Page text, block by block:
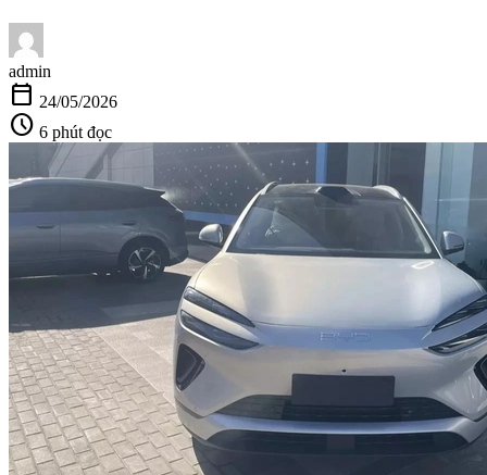
admin
calendar_today 24/05/2026
schedule 6 phút đọc